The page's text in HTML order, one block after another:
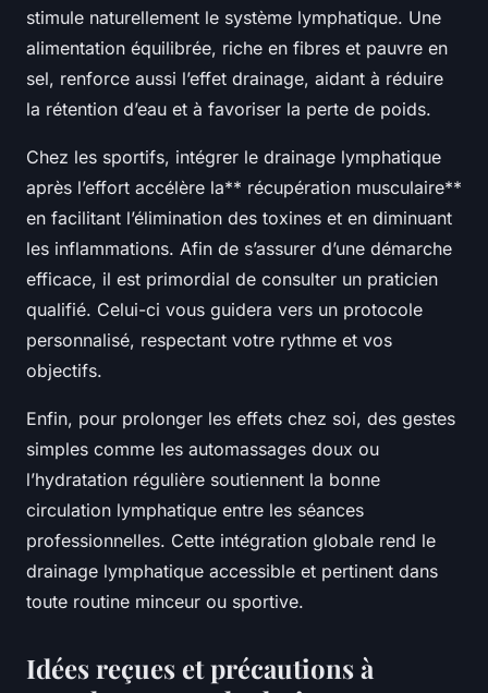
stimule naturellement le système lymphatique. Une
alimentation équilibrée, riche en fibres et pauvre en
sel, renforce aussi l’effet drainage, aidant à réduire
la rétention d’eau et à favoriser la perte de poids.
Chez les sportifs, intégrer le drainage lymphatique
après l’effort accélère la** récupération musculaire**
en facilitant l’élimination des toxines et en diminuant
les inflammations. Afin de s’assurer d’une démarche
efficace, il est primordial de consulter un praticien
qualifié. Celui-ci vous guidera vers un protocole
personnalisé, respectant votre rythme et vos
objectifs.
Enfin, pour prolonger les effets chez soi, des gestes
simples comme les automassages doux ou
l’hydratation régulière soutiennent la bonne
circulation lymphatique entre les séances
professionnelles. Cette intégration globale rend le
drainage lymphatique accessible et pertinent dans
toute routine minceur ou sportive.
Idées reçues et précautions à